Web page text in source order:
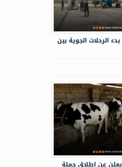
من 16 آب.. بدء الرحلات الجوية بين
عن إطلاق حملة